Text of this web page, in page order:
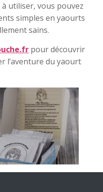
à utiliser, vous pouvez
simples en yaourts
sains.
pour découvrir
l’aventure du yaourt